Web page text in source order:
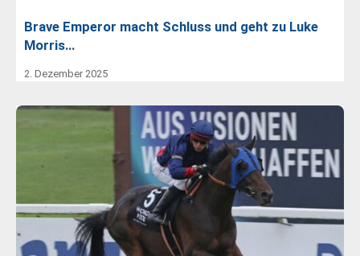
Brave Emperor macht Schluss und geht zu Luke
Morris…
2. Dezember 2025